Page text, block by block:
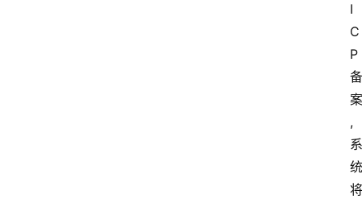
I
C
P
备
案
,
系
统
将